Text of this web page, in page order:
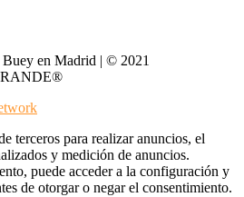
Buey en Madrid | © 2021
terceros para realizar anuncios, el
y medición de anuncios.
puede acceder a la configuración y
de otorgar o negar el consentimiento.